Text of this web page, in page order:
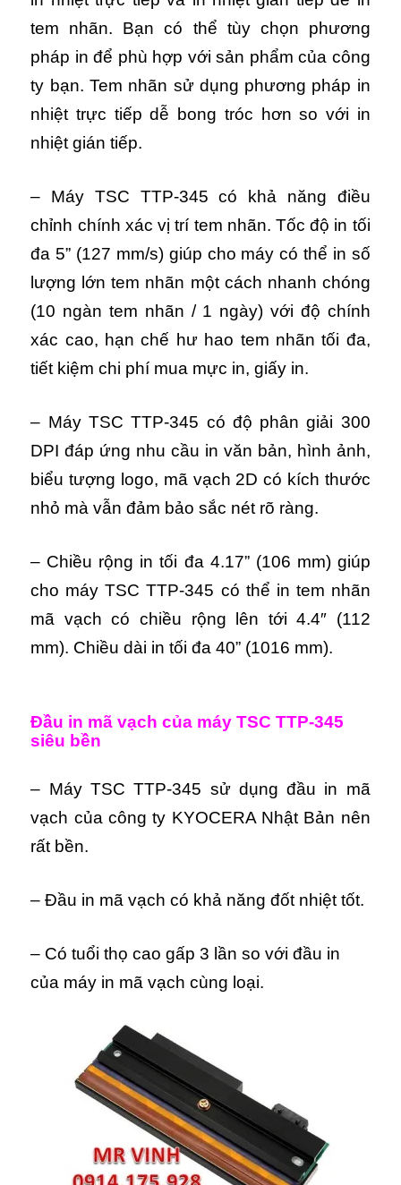
tem nhãn. Bạn có thể tùy chọn phương
pháp in để phù hợp với sản phẩm của công
ty bạn. Tem nhãn sử dụng phương pháp in
nhiệt trực tiếp dễ bong tróc hơn so với in
nhiệt gián tiếp.
– Máy TSC TTP-345 có khả năng điều
chỉnh chính xác vị trí tem nhãn. Tốc độ in tối
đa 5” (127 mm/s) giúp cho máy có thể in số
lượng lớn tem nhãn một cách nhanh chóng
(10 ngàn tem nhãn / 1 ngày) với độ chính
xác cao, hạn chế hư hao tem nhãn tối đa,
tiết kiệm chi phí mua mực in, giấy in.
– Máy TSC TTP-345 có độ phân giải 300
DPI đáp ứng nhu cầu in văn bản, hình ảnh,
biểu tượng logo, mã vạch 2D có kích thước
nhỏ mà vẫn đảm bảo sắc nét rõ ràng.
– Chiều rộng in tối đa 4.17” (106 mm) giúp
cho máy TSC TTP-345 có thể in tem nhãn
mã vạch có chiều rộng lên tới 4.4″ (112
mm). Chiều dài in tối đa 40” (1016 mm).
Đầu in mã vạch của máy TSC TTP-345
siêu bền
– Máy TSC TTP-345 sử dụng đầu in mã
vạch của công ty KYOCERA Nhật Bản nên
rất bền.
– Đầu in mã vạch có khả năng đốt nhiệt tốt.
– Có tuổi thọ cao gấp 3 lần so với đầu in
của máy in mã vạch cùng loại.